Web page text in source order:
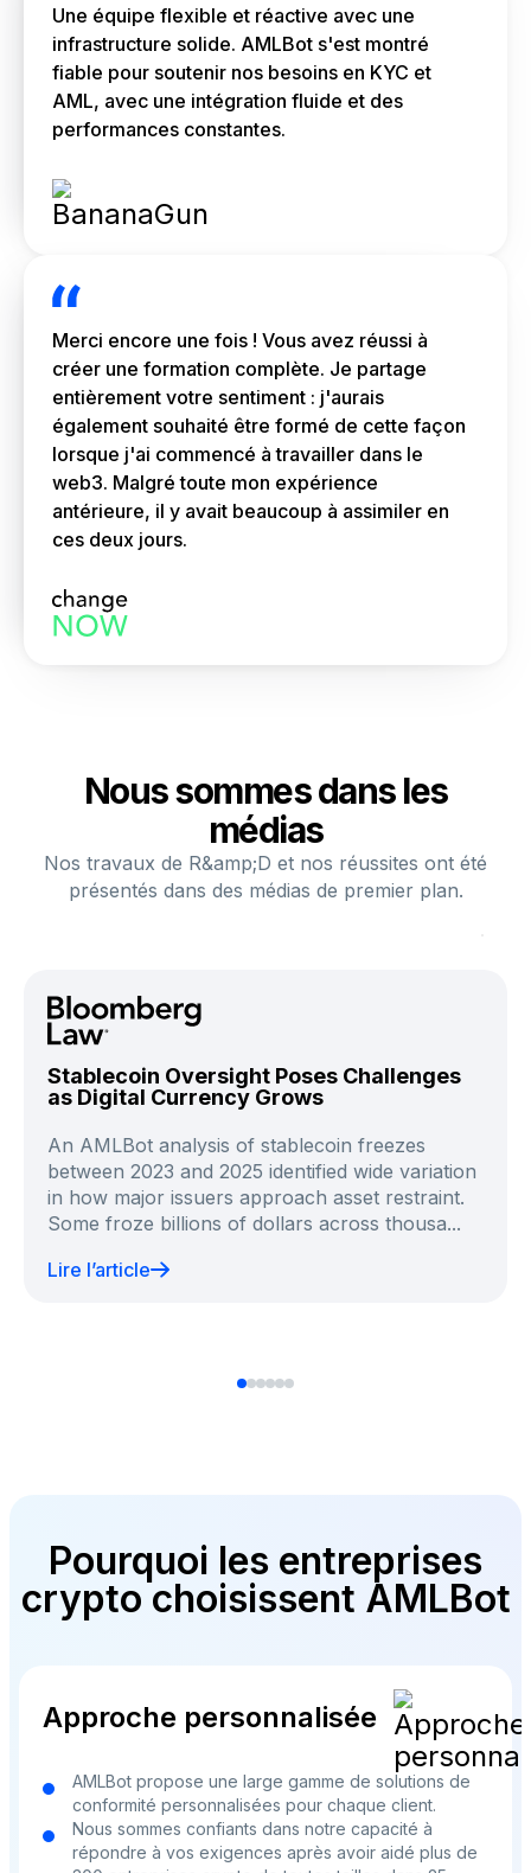
Une équipe flexible et réactive avec une
infrastructure solide. AMLBot s'est montré
fiable pour soutenir nos besoins en KYC et
AML, avec une intégration fluide et des
performances constantes.
Merci encore une fois ! Vous avez réussi à
créer une formation complète. Je partage
entièrement votre sentiment : j'aurais
également souhaité être formé de cette façon
lorsque j'ai commencé à travailler dans le
web3. Malgré toute mon expérience
antérieure, il y avait beaucoup à assimiler en
ces deux jours.
Nous sommes dans les
médias
Nos travaux de R&amp;D et nos réussites ont été
présentés dans des médias de premier plan.
Stablecoin Oversight Poses Challenges
as Digital Currency Grows
An AMLBot analysis of stablecoin freezes
between 2023 and 2025 identified wide variation
in how major issuers approach asset restraint.
Some froze billions of dollars across thousa...
Lire l’article
Pourquoi les entreprises
crypto choisissent AMLBot
Approche personnalisée
AMLBot propose une large gamme de solutions de
conformité personnalisées pour chaque client.
Nous sommes confiants dans notre capacité à
répondre à vos exigences après avoir aidé plus de